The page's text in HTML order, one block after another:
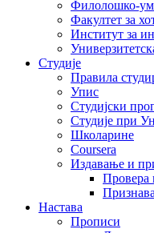
Филолошко-
Факултет за
Институт за
Студије
Правила
Упис
Студијски
Студије при
Школарине
Coursera
Издавање и
Провера
Настава
Прописи